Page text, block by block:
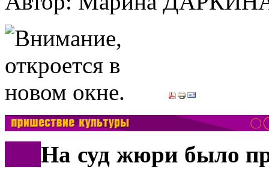
На суд жюри было